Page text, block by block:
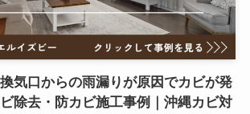
換気口からの雨漏りが原因でカビが発
除去・防カビ施工事例｜沖縄カビ対